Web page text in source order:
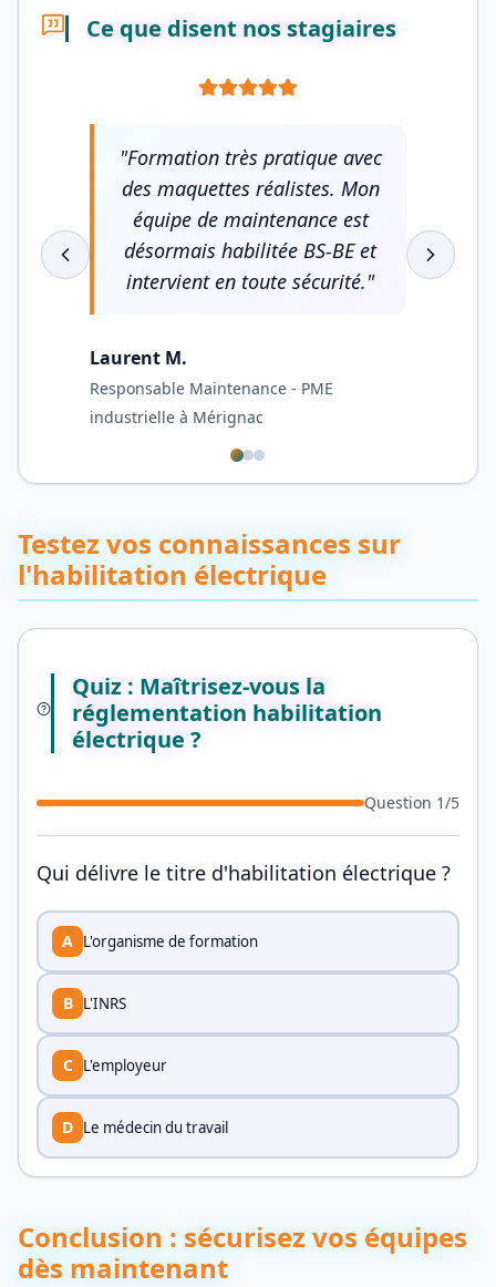
Ce que disent nos stagiaires
"Formation très pratique avec
des maquettes réalistes. Mon
équipe de maintenance est
désormais habilitée BS-BE et
intervient en toute sécurité."
Laurent M.
Responsable Maintenance - PME
industrielle à Mérignac
Testez vos connaissances sur
l'habilitation électrique
Quiz : Maîtrisez-vous la
réglementation habilitation
électrique ?
Question 1/5
Qui délivre le titre d'habilitation électrique ?
A L'organisme de formation
B L'INRS
C L'employeur
D Le médecin du travail
Conclusion : sécurisez vos équipes
dès maintenant